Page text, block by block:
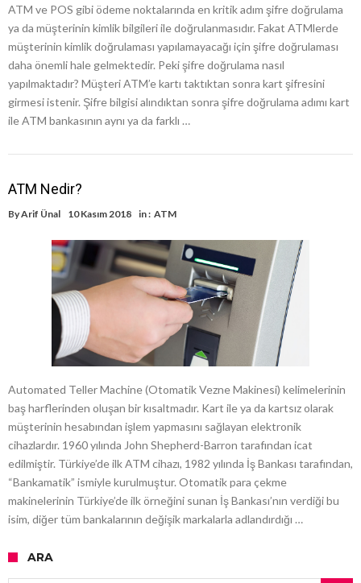
ATM ve POS gibi ödeme noktalarında en kritik adım şifre doğrulama
ya da müşterinin kimlik bilgileri ile doğrulanmasıdır. Fakat ATMlerde
müşterinin kimlik doğrulaması yapılamayacağı için şifre doğrulaması
daha önemli hale gelmektedir. Peki şifre doğrulama nasıl
yapılmaktadır? Müşteri ATM’e kartı taktıktan sonra kart şifresini
girmesi istenir. Şifre bilgisi alındıktan sonra şifre doğrulama adımı kart
ile ATM bankasının aynı ya da farklı …
ATM Nedir?
ByArif Ünal 10 Kasım 2018 in : ATM
Automated Teller Machine (Otomatik Vezne Makinesi) kelimelerinin
baş harflerinden oluşan bir kısaltmadır. Kart ile ya da kartsız olarak
müşterinin hesabından işlem yapmasını sağlayan elektronik
cihazlardır. 1960 yılında John Shepherd-Barron tarafından icat
edilmiştir. Türkiye’de ilk ATM cihazı, 1982 yılında İş Bankası tarafından,
“Bankamatik” ismiyle kurulmuştur. Otomatik para çekme
makinelerinin Türkiye’de ilk örneğini sunan İş Bankası’nın verdiği bu
isim, diğer tüm bankalarının değişik markalarla adlandırdığı …
ARA
Arama: